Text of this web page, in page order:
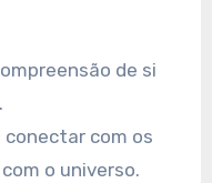
de si
conectar com os
o universo.